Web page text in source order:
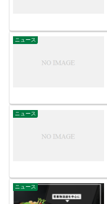
ニュース
ニュース
ニュース